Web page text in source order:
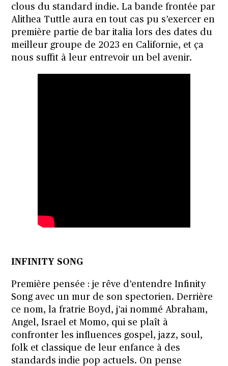
clous du standard indie. La bande frontée par
Alithea Tuttle aura en tout cas pu s’exercer en
première partie de bar italia lors des dates du
meilleur groupe de 2023 en Californie, et ça
nous suffit à leur entrevoir un bel avenir.
INFINITY SONG
Première pensée : je rêve d’entendre Infinity
Song avec un mur de son spectorien. Derrière
ce nom, la fratrie Boyd, j’ai nommé Abraham,
Angel, Israel et Momo, qui se plaît à
confronter les influences gospel, jazz, soul,
folk et classique de leur enfance à des
standards indie pop actuels. On pense